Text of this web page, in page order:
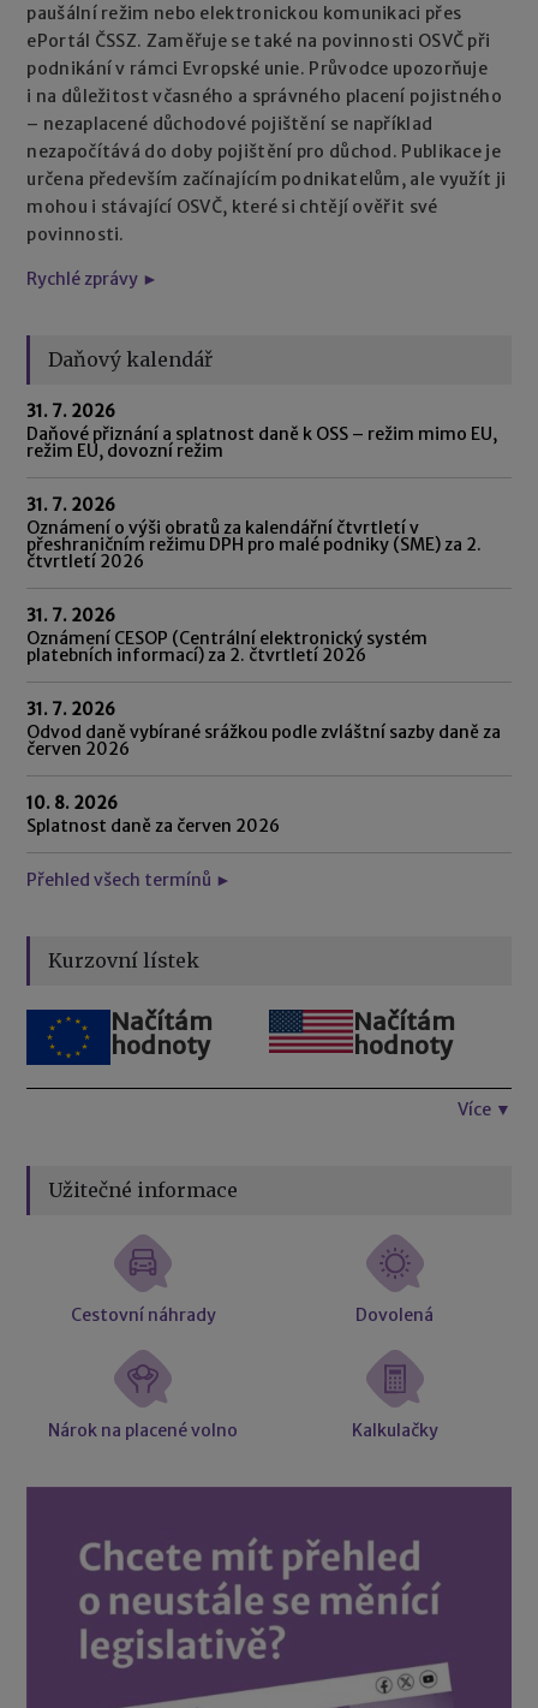
paušální režim nebo elektronickou komunikaci přes
ePortál ČSSZ. Zaměřuje se také na povinnosti OSVČ při
podnikání v rámci Evropské unie. Průvodce upozorňuje
i na důležitost včasného a správného placení pojistného
– nezaplacené důchodové pojištění se například
nezapočítává do doby pojištění pro důchod. Publikace je
určena především začínajícím podnikatelům, ale využít ji
mohou i stávající OSVČ, které si chtějí ověřit své
povinnosti.
Rychlé zprávy ►
Daňový kalendář
31. 7. 2026
Daňové přiznání a splatnost daně k OSS – režim mimo EU,
režim EU, dovozní režim
31. 7. 2026
Oznámení o výši obratů za kalendářní čtvrtletí v
přeshraničním režimu DPH pro malé podniky (SME) za 2.
čtvrtletí 2026
31. 7. 2026
Oznámení CESOP (Centrální elektronický systém
platebních informací) za 2. čtvrtletí 2026
31. 7. 2026
Odvod daně vybírané srážkou podle zvláštní sazby daně za
červen 2026
10. 8. 2026
Splatnost daně za červen 2026
Přehled všech termínů ►
Kurzovní lístek
Načítám
hodnoty
Načítám
hodnoty
Více ▼
Užitečné informace
Cestovní náhrady Dovolená
Nárok na placené volno Kalkulačky